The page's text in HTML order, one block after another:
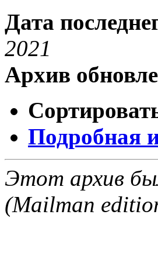
Дата
2021
Архив
Подробная
Этот архив
(Mailman